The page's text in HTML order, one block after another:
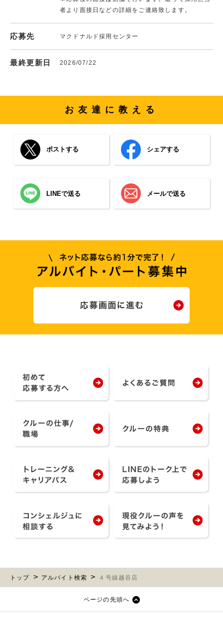
者より面接日などの詳細をご連絡致します。
応募先 マクドナルド採用センター
最終更新日 2026/07/22
お友達に教える
ポストする シェアする
LINEで送る メールで送る
トップ アルバイト検索 ４号線越谷店
ページの先頭へ